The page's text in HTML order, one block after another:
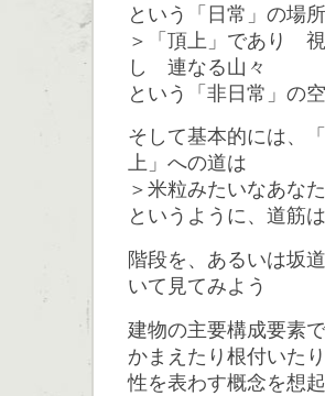
という「日常」の場
＞「頂上」であり
し 連なる山々
という「非日常」の
そして基本的には、
上」への道は
＞米粒みたいなあな
というように、道筋
階段を、あるいは坂
いて見てみよう
建物の主要構成要素
かまえたり根付いた
性を表わす概念を想